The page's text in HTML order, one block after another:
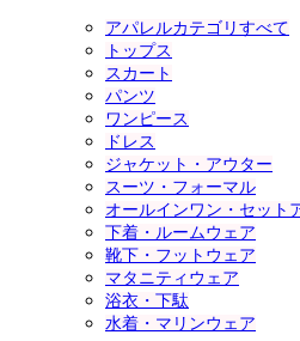
アパレルカテゴリすべて
トップス
スカート
パンツ
ワンピース
ドレス
ジャケット・アウター
スーツ・フォーマル
オールインワン・セット
下着・ルームウェア
靴下・フットウェア
マタニティウェア
浴衣・下駄
水着・マリンウェア